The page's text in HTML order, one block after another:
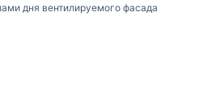
дня вентилируемого фасада